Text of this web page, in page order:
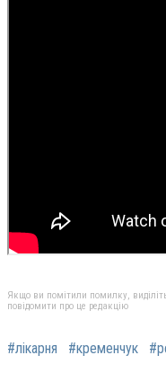
Якщо ви помітили помилку,
повідомити про це редакцію
#лікарня #кременчук